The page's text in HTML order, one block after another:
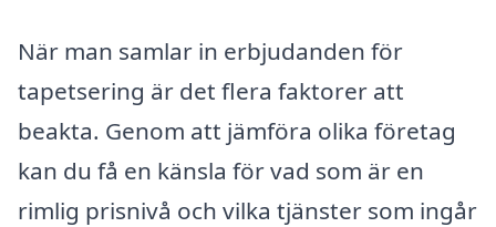
När man samlar in erbjudanden för
tapetsering är det flera faktorer att
beakta. Genom att jämföra olika företag
kan du få en känsla för vad som är en
rimlig prisnivå och vilka tjänster som ingår